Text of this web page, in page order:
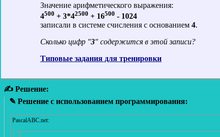
Значение арифметического выражения:
4500 + 3*42500 + 16500 - 1024
записали в системе счисления с основанием 4.
Сколько цифр "3" содержится в этой записи?
Типовые задания для тренировки
✍ Решение:
✎ Решение с использованием программирования:
PascalABC.net: